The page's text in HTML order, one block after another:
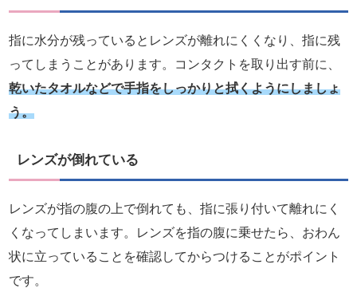
指に水分が残っているとレンズが離れにくくなり、指に残
ってしまうことがあります。コンタクトを取り出す前に、
乾いたタオルなどで手指をしっかりと拭くようにしましょ
う。
レンズが倒れている
レンズが指の腹の上で倒れても、指に張り付いて離れにく
くなってしまいます。レンズを指の腹に乗せたら、おわん
状に立っていることを確認してからつけることがポイント
です。